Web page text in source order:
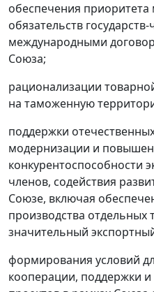
обеспечения
обязательств
международными
Союза;
рационализации
на таможенную
поддержки
модернизации и
конкурентоспособности
членов, содействия
Союзе, включая
производства
значительный
формирования условий
кооперации, поддержки